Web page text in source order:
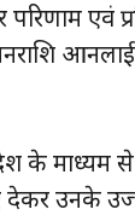
एवं
के माध्यम
देकर उनके